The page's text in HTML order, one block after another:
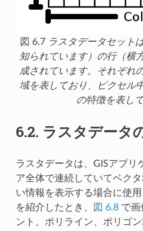
図 6.7 ラスタデータセット
知られています）の行（横
成されています。それぞれ
域を表しており、ピクセル
の特徴を表し
6.2. ラスタデータ
ラスタデータは、GISアプリ
ア全体で連続していてベク
い情報を表示する場合に使
を紹介したとき、
図 6.8で画
ント、ポリライン、ポリゴ